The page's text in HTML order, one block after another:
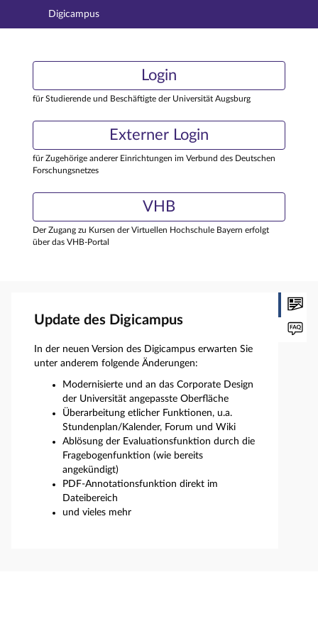
Hauptnavigation
Externer Login
Digicampus
Login
für Studierende und Beschäftigte der Universität Augsburg
Externer Login
für Zugehörige anderer Einrichtungen im Verbund des Deutschen
Forschungsnetzes
VHB
Der Zugang zu Kursen der Virtuellen Hochschule Bayern erfolgt
über das VHB-Portal
Update des Digicampus
In der neuen Version des Digicampus erwarten Sie
unter anderem folgende Änderungen:
Modernisierte und an das Corporate Design
der Universität angepasste Oberfläche
Überarbeitung etlicher Funktionen, u.a.
Stundenplan/Kalender, Forum und Wiki
Ablösung der Evaluationsfunktion durch die
Fragebogenfunktion (wie bereits
angekündigt)
PDF-Annotationsfunktion direkt im
Dateibereich
und vieles mehr